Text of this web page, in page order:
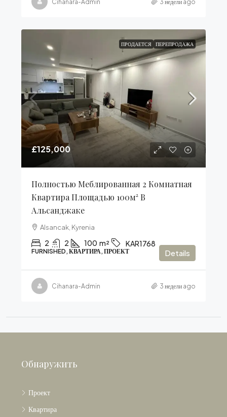
Cihanara-Admin 3 недели ago
ПРОДАЕТСЯ ПЕРЕПРОДАЖА
£125,000
Полностью Меблированная 2 Комнатная
Квартира Площадью 100м² В
Альсанджаке
Alsancak, Kyrenia
2 2 100 m² KAR1768
FURNISHED, КВАРТИРА, ПРОЕКТ Details
Cihanara-Admin 3 недели ago
Обнаружить
Проект
Квартира